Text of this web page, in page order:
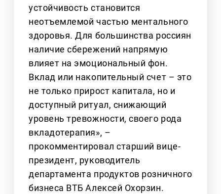
устойчивость становится
неотъемлемой частью ментального
здоровья. Для большинства россиян
наличие сбережений напрямую
влияет на эмоциональный фон.
Вклад или накопительный счет – это
не только прирост капитала, но и
доступный ритуал, снижающий
уровень тревожности, своего рода
вкладотерапия», –
прокомментировал старший вице-
президент, руководитель
департамента продуктов розничного
бизнеса ВТБ Алексей Охорзин.